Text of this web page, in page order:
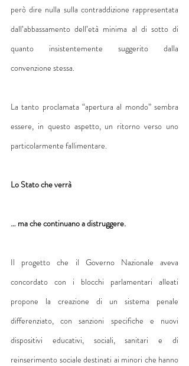
però dire nulla sulla contraddizione rappresentata
dall’abbassamento dell’età minima al di sotto di
quanto insistentemente suggerito dalla
convenzione stessa.
La tanto proclamata “apertura al mondo” sembra
essere, in questo aspetto, un ritorno verso uno
particolarmente fallimentare.
Lo Stato che verrà
… ma che continuano a distruggere.
Il progetto che il Governo Nazionale aveva
concordato con i blocchi parlamentari alleati
propone la creazione di un sistema penale
differenziato, con sanzioni specifiche e nuovi
dispositivi educativi, sociali, sanitari e di
reinserimento sociale destinati ai minori che hanno